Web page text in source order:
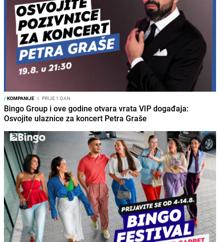
/KOMPANIJE I PRIJE 1 DAN
Bingo Group i ove godine otvara vrata VIP događaja:
Osvojite ulaznice za koncert Petra Graše